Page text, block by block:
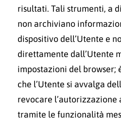
risultati. Tali strumenti, a
non archiviano
dispositivo dell’Utente e
direttamente dall’Utente
impostazioni del browser;
che l’Utente si avvalga
revocare
tramite le funzionalità